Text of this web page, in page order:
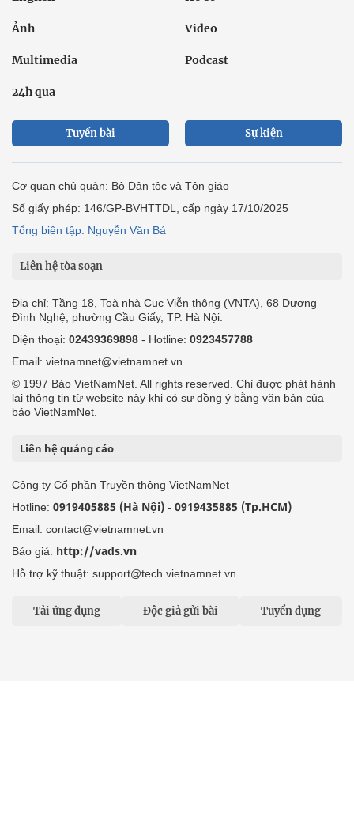
Ảnh Video
Multimedia Podcast
24h qua
Tuyến bài Sự kiện
Cơ quan chủ quản: Bộ Dân tộc và Tôn giáo
Số giấy phép: 146/GP-BVHTTDL, cấp ngày 17/10/2025
Tổng biên tập: Nguyễn Văn Bá
Liên hệ tòa soạn
Địa chỉ: Tầng 18, Toà nhà Cục Viễn thông (VNTA), 68 Dương
Đình Nghệ, phường Cầu Giấy, TP. Hà Nội.
Điện thoại: 02439369898 - Hotline: 0923457788
Email: vietnamnet@vietnamnet.vn
© 1997 Báo VietNamNet. All rights reserved. Chỉ được phát hành
lại thông tin từ website này khi có sự đồng ý bằng văn bản của
báo VietNamNet.
Liên hệ quảng cáo
Công ty Cổ phần Truyền thông VietNamNet
Hotline: 0919405885 (Hà Nội) - 0919435885 (Tp.HCM)
Email: contact@vietnamnet.vn
Báo giá: http://vads.vn
Hỗ trợ kỹ thuật: support@tech.vietnamnet.vn
Tải ứng dụng Độc giả gửi bài Tuyển dụng